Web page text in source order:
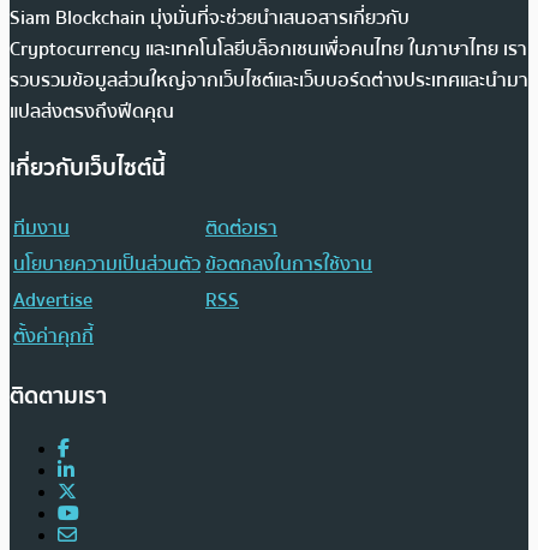
Siam Blockchain มุ่งมั่นที่จะช่วยนำเสนอสารเกี่ยวกับ
Cryptocurrency และเทคโนโลยีบล็อกเชนเพื่อคนไทย ในภาษาไทย เรา
รวบรวมข้อมูลส่วนใหญ่จากเว็บไซต์และเว็บบอร์ดต่างประเทศและนำมา
แปลส่งตรงถึงฟีดคุณ
เกี่ยวกับเว็บไซต์นี้
ทีมงาน
ติดต่อเรา
นโยบายความเป็นส่วนตัวข้อตกลงในการใช้งาน
Advertise
RSS
ตั้งค่าคุกกี้
ติดตามเรา